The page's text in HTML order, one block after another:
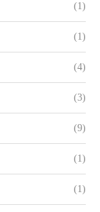
(1)
(1)
(4)
(3)
(9)
(1)
(1)